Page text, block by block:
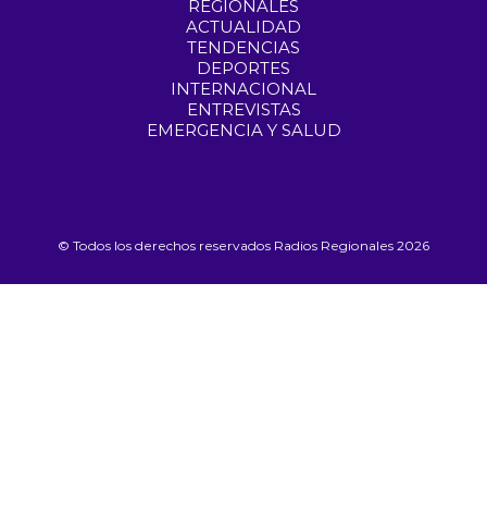
REGIONALES
ACTUALIDAD
TENDENCIAS
DEPORTES
INTERNACIONAL
ENTREVISTAS
EMERGENCIA Y SALUD
© Todos los derechos reservados Radios Regionales 2026